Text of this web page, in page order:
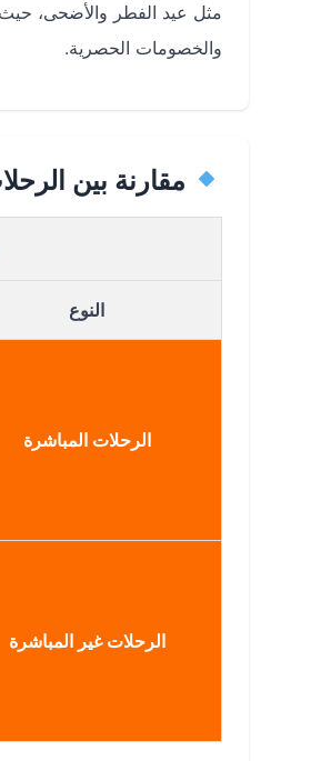
مثل عيد الفطر والأضحى،
والخصومات الحصرية.
مقارنة بين
النوع
الرحلات المباشرة
الرحلات غير المباشرة